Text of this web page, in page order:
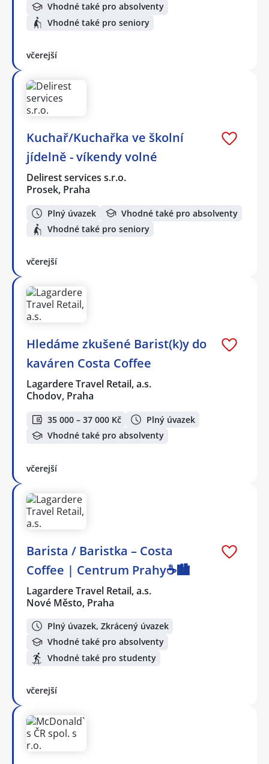
Vhodné také pro absolventy
Vhodné také pro seniory
včerejší
Kuchař/Kuchařka ve školní
jídelně - víkendy volné
Delirest services s.r.o.
Prosek, Praha
Plný úvazek
Vhodné také pro absolventy
Vhodné také pro seniory
včerejší
Hledáme zkušené Barist(k)y do
kaváren Costa Coffee
Lagardere Travel Retail, a.s.
Chodov, Praha
35 000 – 37 000 Kč
Plný úvazek
Vhodné také pro absolventy
včerejší
Barista / Baristka – Costa
Coffee | Centrum Prahy☕️🏙️
Lagardere Travel Retail, a.s.
Nové Město, Praha
Plný úvazek, Zkrácený úvazek
Vhodné také pro absolventy
Vhodné také pro studenty
včerejší